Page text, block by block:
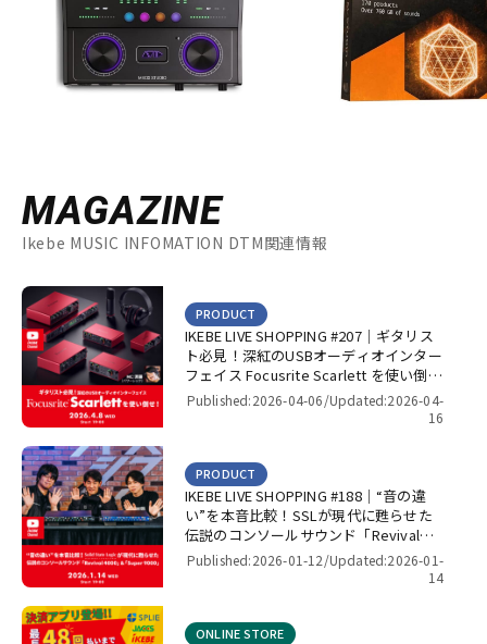
MAGAZINE
Ikebe MUSIC INFOMATION DTM関連情報
IKEBE LIVE SHOPPING #207｜ギタリス
ト必見！深紅のUSBオーディオインター
フェイス Focusrite Scarlett を使い倒
せ！【presented by パワーレック】
PRODUCT
Published:2026-04-06/Updated:2026-04-
16
IKEBE LIVE SHOPPING #188｜“音の違
い”を本音比較！SSLが現代に甦らせた
伝説のコンソールサウンド「Revival
4000」＆「Super 9000」【presented
PRODUCT
Published:2026-01-12/Updated:2026-01-
14
ONLINE STORE